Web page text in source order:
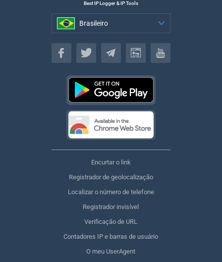
Best IP Logger & IP Tools
Brasileiro
Brasileiro
Encurtar o link
Registrador de geolocalização
Localizar o número de telefone
Registrador invisível
Verificação de URL
Contadores IP e barras de usuário
O meu UserAgent